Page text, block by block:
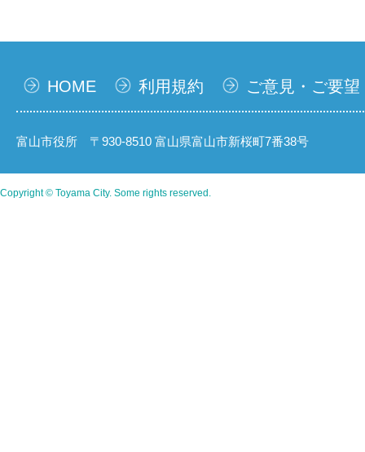
HOME 利用規約 ご意見・ご要望
富山市役所 〒930-8510 富山県富山市新桜町7番38号
Copyright © Toyama City. Some rights reserved.